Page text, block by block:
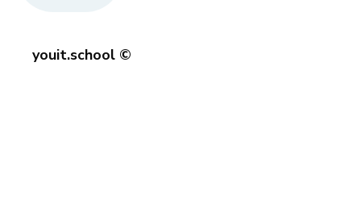
youit.school ©